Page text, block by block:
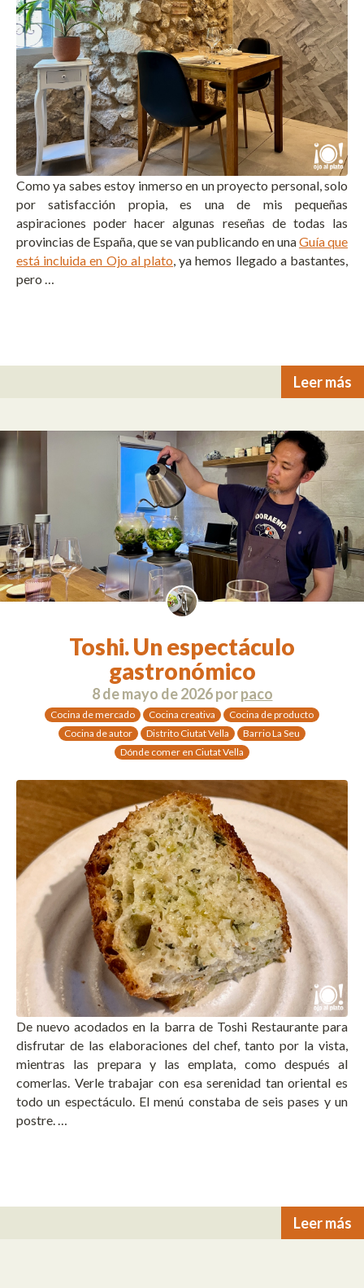
Como ya sabes estoy inmerso en un proyecto personal, solo
por satisfacción propia, es una de mis pequeñas
aspiraciones poder hacer algunas reseñas de todas las
provincias de España, que se van publicando en unaGuía que
está incluida en Ojo al plato , ya hemos llegado a bastantes,
pero …
Leer más
Toshi. Un espectáculo
gastronómico
8 de mayo de 2026porpaco
Cocina de mercado Cocina creativa
Cocina de producto
Cocina de autor
Distrito Ciutat Vella
Barrio La Seu
Dónde comer en Ciutat Vella
De nuevo acodados en la barra de Toshi Restaurante para
disfrutar de las elaboraciones del chef, tanto por la vista,
mientras las prepara y las emplata, como después al
comerlas. Verle trabajar con esa serenidad tan oriental es
todo un espectáculo. El menú constaba de seis pases y un
postre. …
Leer más